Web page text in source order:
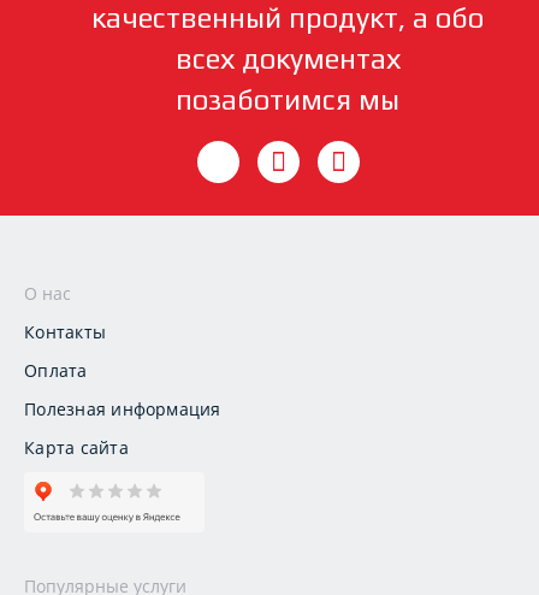
качественный продукт, а обо
всех документах
позаботимся мы
О нас
Контакты
Оплата
Полезная информация
Карта сайта
Популярные услуги